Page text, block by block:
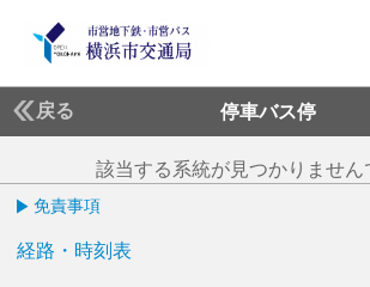
戻る 停車バス停
該当する系統が見つかりません
免責事項
経路・時刻表